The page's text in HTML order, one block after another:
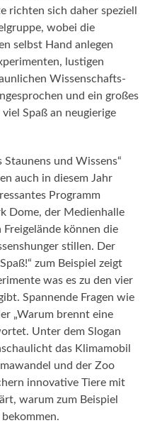
richten sich daher speziell
wobei die
selbst Hand anlegen
lustigen
Wissenschafts-
und ein großes
Spaß an neugierige
Staunens und Wissens“
auch in diesem Jahr
Programm
Dome, der Medienhalle
können die
stillen. Der
zum Beispiel zeigt
was es zu den vier
Spannende Fragen wie
„Warum brennt eine
Unter dem Slogan
das Klimamobil
und der Zoo
innovative Tiere mit
warum zum Beispiel